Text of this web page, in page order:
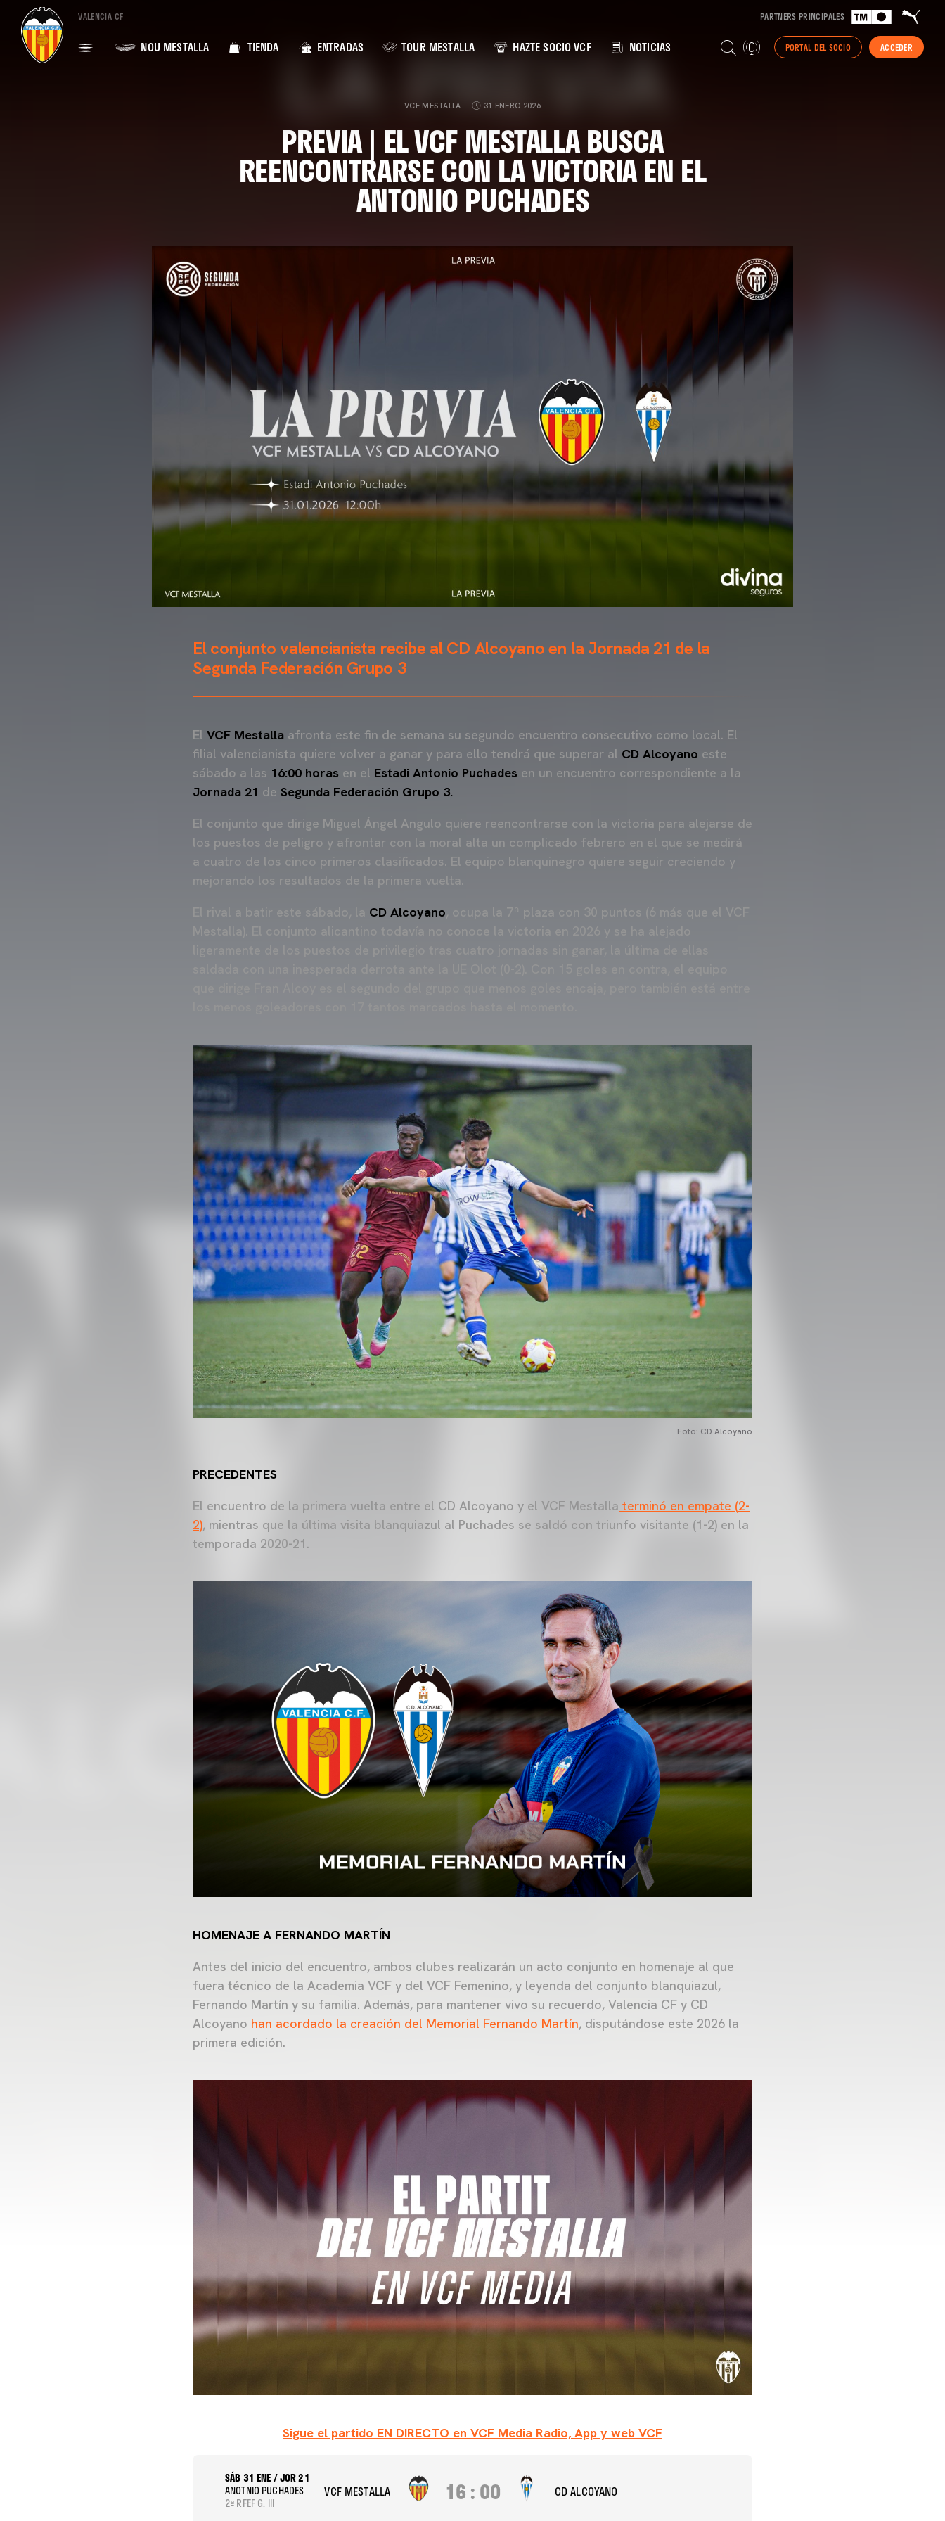
VALENCIA CF PARTNERS PRINCIPALES
NOU MESTALLA TIENDA ENTRADAS TOUR MESTALLA HAZTE SOCIO VCF NOTICIAS PORTAL DEL SOCIO ACCEDER
VCF MESTALLA 31 ENERO 2026
PREVIA | EL VCF MESTALLA BUSCA
REENCONTRARSE CON LA VICTORIA EN EL
ANTONIO PUCHADES
El conjunto valencianista recibe al CD Alcoyano en la Jornada 21 de la
Segunda Federación Grupo 3
El VCF Mestalla afronta este fin de semana su segundo encuentro consecutivo como local. El
filial valencianista quiere volver a ganar y para ello tendrá que superar al CD Alcoyano este
sábado a las 16:00 horas en el Estadi Antonio Puchades en un encuentro correspondiente a la
Jornada 21 de Segunda Federación Grupo 3.
El conjunto que dirige Miguel Ángel Angulo quiere reencontrarse con la victoria para alejarse de
los puestos de peligro y afrontar con la moral alta un complicado febrero en el que se medirá
a cuatro de los cinco primeros clasificados. El equipo blanquinegro quiere seguir creciendo y
mejorando los resultados de la primera vuelta.
El rival a batir este sábado, la CD Alcoyano, ocupa la 7ª plaza con 30 puntos (6 más que el VCF
Foto: CD Alcoyano
PRECEDENTES
El encuentro de la primera vuelta entre el CD Alcoyano y el VCF Mestalla terminó en empate (2-
2), mientras que la última visita blanquiazul al Puchades se saldó con triunfo visitante (1-2) en la
temporada 2020-21.
HOMENAJE A FERNANDO MARTÍN
Antes del inicio del encuentro, ambos clubes realizarán un acto conjunto en homenaje al que
fuera técnico de la Academia VCF y del VCF Femenino, y leyenda del conjunto blanquiazul,
Fernando Martín y su familia. Además, para mantener vivo su recuerdo, Valencia CF y CD
Alcoyano han acordado la creación del Memorial Fernando Martín, disputándose este 2026 la
primera edición.
Sigue el partido EN DIRECTO en VCF Media Radio, App y web VCF
SÁB 31 ENE / JOR 21
ANOTNIO PUCHADES
2ª RFEF G. III
VCF MESTALLA 16:00 CD ALCOYANO